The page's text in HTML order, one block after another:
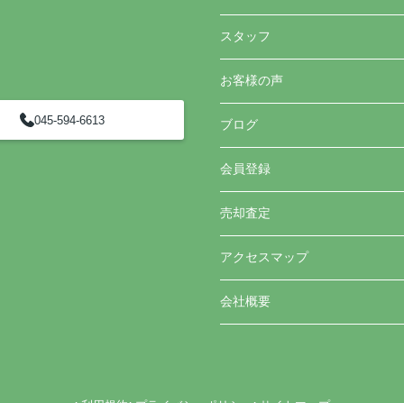
045-594-6613
スタッフ
お客様の声
ブログ
会員登録
売却査定
アクセスマップ
会社概要